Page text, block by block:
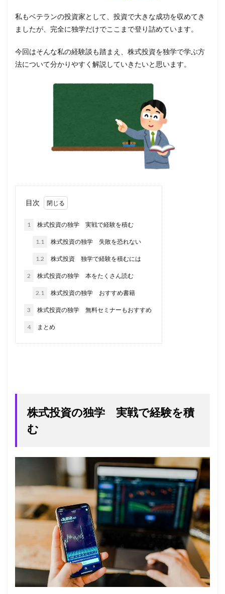
私もベテランの投資家として、投資で大きな成功を収めてき
ましたが、完全に独学だけでここまで登り詰めています。
今回はそんな私の経験談も踏まえ、株式投資を独学で学ぶ方
法について分かりやすく解説していきたいと思います。
目次
1 株式投資の独学 実戦で経験を積む
1.1 株式投資の独学 失敗を恐れない
1.2 株式投資 独学で経験を積むには
2 株式投資の独学 本をたくさん読む
2.1 株式投資の独学 おすすめ書籍
3 株式投資の独学 無料セミナーもおすすめ
4 まとめ
株式投資の独学 実戦で経験を積
む